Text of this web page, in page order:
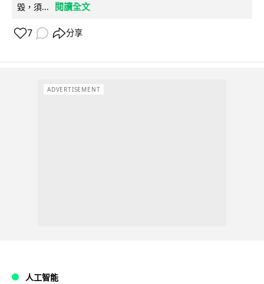
毀，須...
閱讀全文
7 分享
ADVERTISEMENT
人工智能